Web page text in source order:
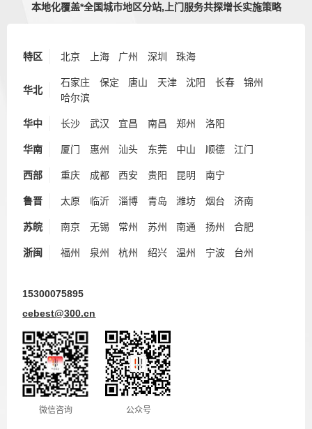
本地化覆盖*全国城市地区分站,上门服务共探增长实施策略
特区 北京 上海 广州 深圳 珠海
华北
石家庄 保定 唐山 天津 沈阳 长春
锦州
哈尔滨
华中 长沙 武汉 宜昌 南昌 郑州 洛阳
华南 厦门 惠州 汕头 东莞 中山 顺德 江门
西部 重庆 成都 西安 贵阳 昆明 南宁
鲁晋 太原 临沂 淄博 青岛 潍坊 烟台 济南
苏皖 南京 无锡 常州 苏州 南通 扬州 合肥
浙闽 福州 泉州 杭州 绍兴 温州 宁波 台州
15300075895
cebest@300.cn
微信咨询 公众号